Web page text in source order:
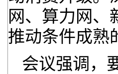
网、算力网、
推动条件成熟
会议强调，